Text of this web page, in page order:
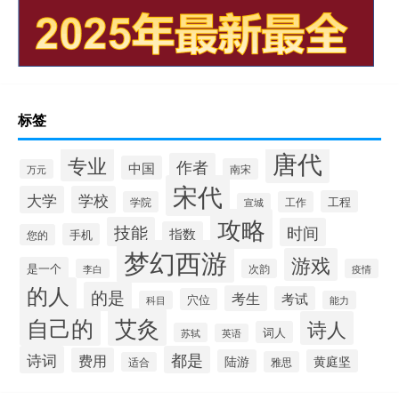
标签
万元 专业 中国 作者 南宋 唐代
大学 学校 学院 宋代 宣城 工作 工程
您的 手机 技能 指数 攻略 时间
是一个 李白 梦幻西游 次韵 游戏 疫情
的人 的是 科目 穴位 考生 考试 能力
自己的 艾灸 苏轼 英语 词人 诗人
诗词 费用 适合 都是 陆游 雅思 黄庭坚